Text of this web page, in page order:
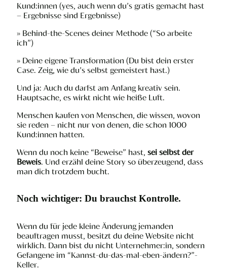
Kund:innen (yes, auch wenn du’s gratis gemacht hast
– Ergebnisse sind Ergebnisse)
» Behind-the-Scenes deiner Methode (“So arbeite
ich”)
» Deine eigene Transformation (Du bist dein erster
Case. Zeig, wie du’s selbst gemeistert hast.)
Und ja: Auch du darfst am Anfang kreativ sein.
Hauptsache, es wirkt nicht wie heiße Luft.
Menschen kaufen von Menschen, die wissen, wovon
sie reden – nicht nur von denen, die schon 1000
Kund:innen hatten.
Wenn du noch keine “Beweise” hast, sei selbst der
Beweis. Und erzähl deine Story so überzeugend, dass
man dich trotzdem bucht.
Noch wichtiger: Du brauchst Kontrolle.
Wenn du für jede kleine Änderung jemanden
beauftragen musst, besitzt du deine Website nicht
wirklich. Dann bist du nicht Unternehmer:in, sondern
Gefangene im “Kannst-du-das-mal-eben-ändern?”-
Keller.